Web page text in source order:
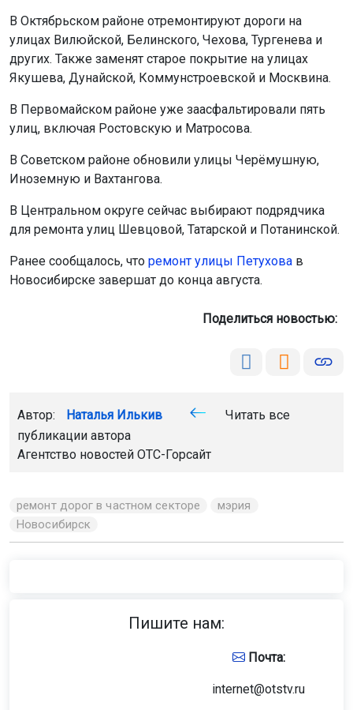
В Октябрьском районе отремонтируют дороги на
улицах Вилюйской, Белинского, Чехова, Тургенева и
других. Также заменят старое покрытие на улицах
Якушева, Дунайской, Коммунстроевской и Москвина.
В Первомайском районе уже заасфальтировали пять
улиц, включая Ростовскую и Матросова.
В Советском районе обновили улицы Черёмушную,
Иноземную и Вахтангова.
В Центральном округе сейчас выбирают подрядчика
для ремонта улиц Шевцовой, Татарской и Потанинской.
Ранее сообщалось, что ремонт улицы Петухова в
Новосибирске завершат до конца августа.
Поделиться новостью:
Автор: Наталья Илькив
Читать все
публикации автора
Агентство новостей ОТС-Горсайт
ремонт дорог в частном секторе
мэрия
Новосибирск
Пишите нам:
Почта:
internet@otstv.ru